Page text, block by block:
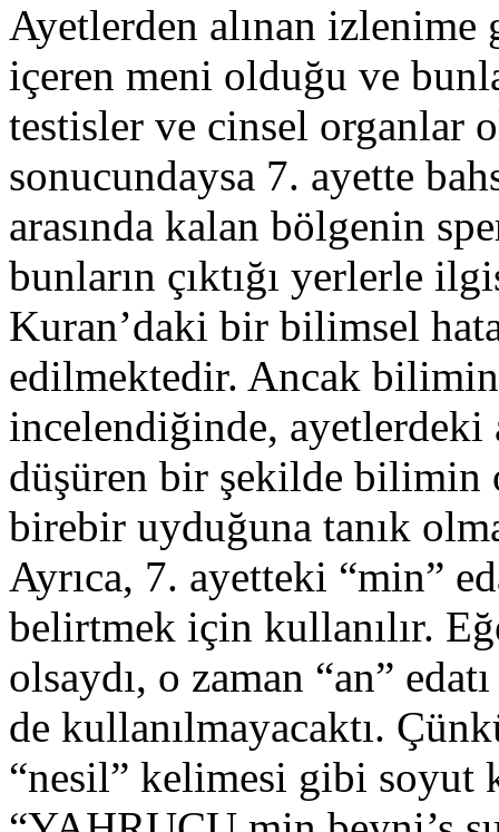
Ayetlerden alınan
içeren meni olduğu ve
testisler ve cinsel organlar
sonucundaysa 7. ayette
arasında kalan bölgenin
bunların çıktığı yerlerle
Kuran’daki bir bilimsel
edilmektedir. Ancak bilimin
incelendiğinde, ayetlerdeki
düşüren bir şekilde bilimin
birebir uyduğuna tanık
Ayrıca, 7. ayetteki “min”
belirtmek için kullanılır.
olsaydı, o zaman “an”
de kullanılmayacaktı.
“nesil” kelimesi gibi soyut